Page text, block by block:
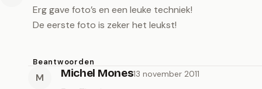
Erg gave foto’s en een leuke techniek!
De eerste foto is zeker het leukst!
Beantwoorden
M Michel Mones13 november 2011